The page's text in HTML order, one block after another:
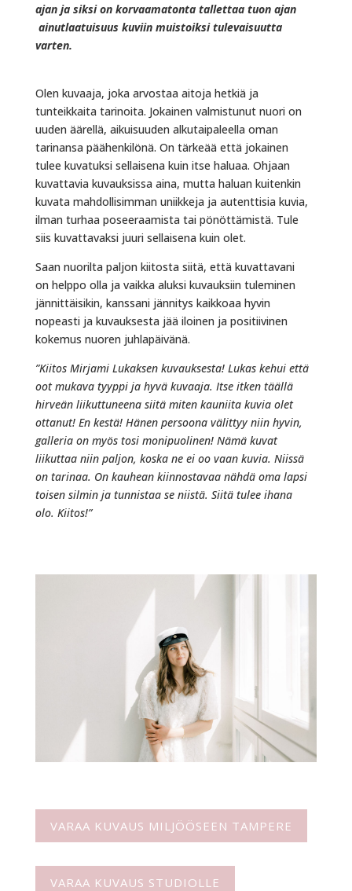
ajan ja siksi on korvaamatonta tallettaa tuon ajan
ainutlaatuisuus kuviin muistoiksi tulevaisuutta
varten.
Olen kuvaaja, joka arvostaa aitoja hetkiä ja
tunteikkaita tarinoita. Jokainen valmistunut nuori on
uuden äärellä, aikuisuuden alkutaipaleella oman
tarinansa päähenkilönä. On tärkeää että jokainen
tulee kuvatuksi sellaisena kuin itse haluaa. Ohjaan
kuvattavia kuvauksissa aina, mutta haluan kuitenkin
kuvata mahdollisimman uniikkeja ja autenttisia kuvia,
ilman turhaa poseeraamista tai pönöttämistä. Tule
siis kuvattavaksi juuri sellaisena kuin olet.
Saan nuorilta paljon kiitosta siitä, että kuvattavani
on helppo olla ja vaikka aluksi kuvauksiin tuleminen
jännittäisikin, kanssani jännitys kaikkoaa hyvin
nopeasti ja kuvauksesta jää iloinen ja positiivinen
kokemus nuoren juhlapäivänä.
”Kiitos Mirjami Lukaksen kuvauksesta! Lukas kehui että
oot mukava tyyppi ja hyvä kuvaaja. Itse itken täällä
hirveän liikuttuneena siitä miten kauniita kuvia olet
ottanut! En kestä! Hänen persoona välittyy niin hyvin,
galleria on myös tosi monipuolinen! Nämä kuvat
liikuttaa niin paljon, koska ne ei oo vaan kuvia. Niissä
on tarinaa. On kauhean kiinnostavaa nähdä oma lapsi
toisen silmin ja tunnistaa se niistä. Siitä tulee ihana
olo. Kiitos!”
VARAA KUVAUS MILJÖÖSEEN TAMPERE
VARAA KUVAUS STUDIOLLE